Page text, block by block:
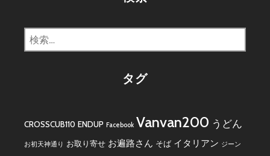
検
索:
タグ
CROSSCUB110 ENDUP Facebook Vanvan200 うどん
お初天神通り お取り寄せ お遍路さん そば イタリアン ジーン